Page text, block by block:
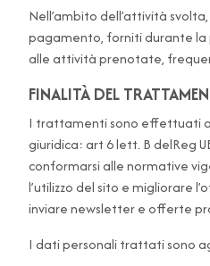
Nell’ambito dell’attività
pagamento, forniti durante la
alle attività prenotate,
FINALITÀ DEL
I trattamenti sono effettuati
giuridica: art 6 lett. B delReg
conformarsi alle normative
l’utilizzo del sito e migliorare
inviare newsletter e offerte
I dati personali trattati sono